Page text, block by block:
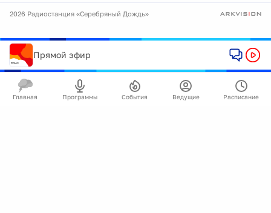
2026 Радиостанция «Серебряный Дождь»
Прямой эфир
Главная Программы События Ведущие Расписание